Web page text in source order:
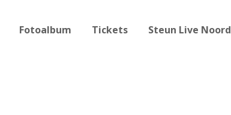
Fotoalbum Tickets Steun Live Noord